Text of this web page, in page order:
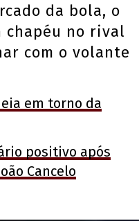
da bola, o
chapéu no rival
com o volante
em torno da
positivo após
Cancelo